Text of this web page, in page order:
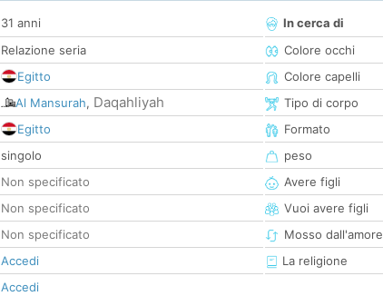
31 anni
Relazione seria
Egitto
Al Mansurah, Daqahliyah
Egitto
singolo
Non specificato
Non specificato
Non specificato
Accedi
Accedi
In cerca di
Colore occhi
Colore capelli
Tipo di corpo
Formato
peso
Avere figli
Vuoi avere figli
Mosso dall'amore
La religione